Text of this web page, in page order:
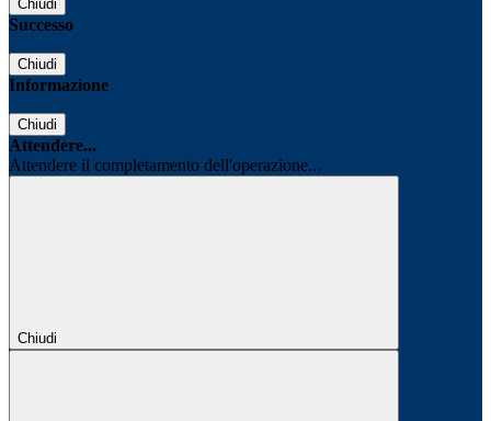
Chiudi
Successo
Chiudi
Informazione
Chiudi
Attendere...
Attendere il completamento dell'operazione...
Chiudi